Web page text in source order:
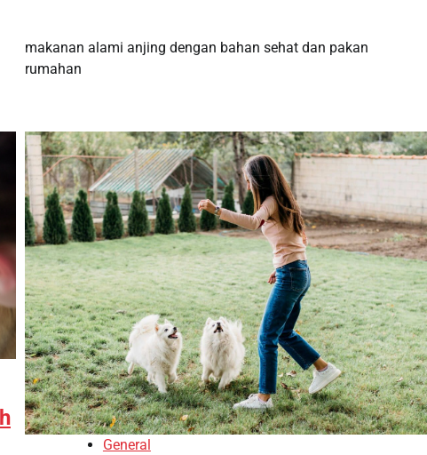
makanan alami anjing dengan bahan sehat dan pakan
rumahan
General